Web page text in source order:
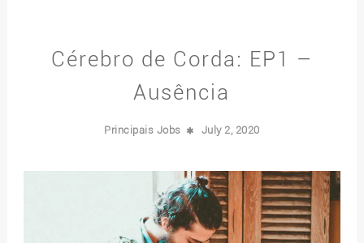
Cérebro de Corda: EP1 –
Ausência
Principais Jobs July 2, 2020